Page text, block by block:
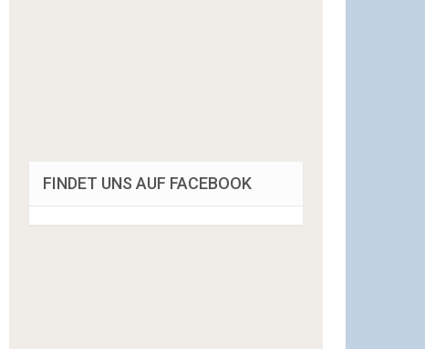
FINDET UNS AUF FACEBOOK